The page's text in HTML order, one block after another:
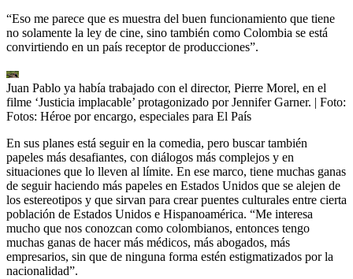
“Eso me parece que es muestra del buen funcionamiento que tiene
no solamente la ley de cine, sino también como Colombia se está
convirtiendo en un país receptor de producciones”.
Juan Pablo ya había trabajado con el director, Pierre Morel, en el
filme ‘Justicia implacable’ protagonizado por Jennifer Garner. | Foto:
Fotos: Héroe por encargo, especiales para El País
En sus planes está seguir en la comedia, pero buscar también
papeles más desafiantes, con diálogos más complejos y en
situaciones que lo lleven al límite. En ese marco, tiene muchas ganas
de seguir haciendo más papeles en Estados Unidos que se alejen de
los estereotipos y que sirvan para crear puentes culturales entre cierta
población de Estados Unidos e Hispanoamérica. “Me interesa
mucho que nos conozcan como colombianos, entonces tengo
muchas ganas de hacer más médicos, más abogados, más
empresarios, sin que de ninguna forma estén estigmatizados por la
nacionalidad”.